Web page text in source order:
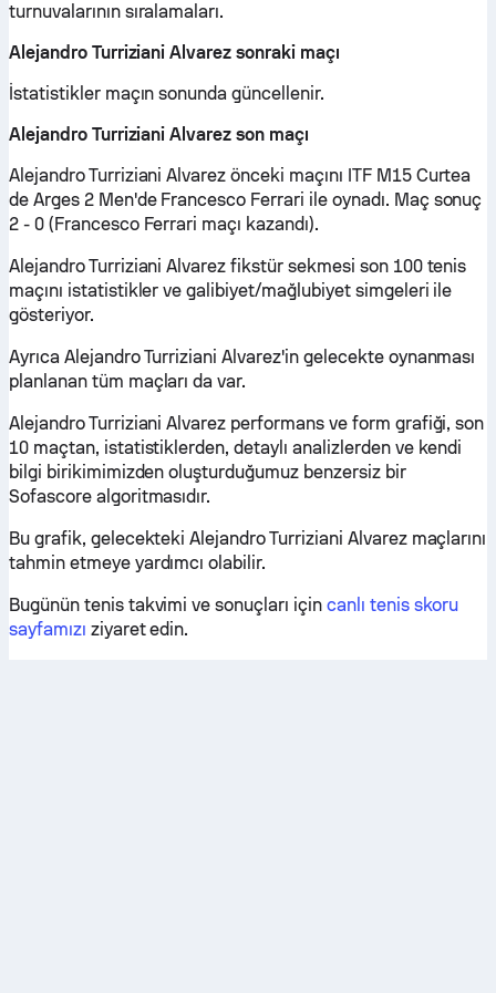
turnuvalarının sıralamaları.
Alejandro Turriziani Alvarez sonraki maçı
İstatistikler maçın sonunda güncellenir.
Alejandro Turriziani Alvarez son maçı
Alejandro Turriziani Alvarez önceki maçını ITF M15 Curtea
de Arges 2 Men'de Francesco Ferrari ile oynadı. Maç sonuç
2 - 0 (Francesco Ferrari maçı kazandı).
Alejandro Turriziani Alvarez fikstür sekmesi son 100 tenis
maçını istatistikler ve galibiyet/mağlubiyet simgeleri ile
gösteriyor.
Ayrıca Alejandro Turriziani Alvarez'in gelecekte oynanması
planlanan tüm maçları da var.
Alejandro Turriziani Alvarez performans ve form grafiği, son
10 maçtan, istatistiklerden, detaylı analizlerden ve kendi
bilgi birikimimizden oluşturduğumuz benzersiz bir
Sofascore algoritmasıdır.
Bu grafik, gelecekteki Alejandro Turriziani Alvarez maçlarını
tahmin etmeye yardımcı olabilir.
Bugünün tenis takvimi ve sonuçları için canlı tenis skoru
sayfamızı ziyaret edin.